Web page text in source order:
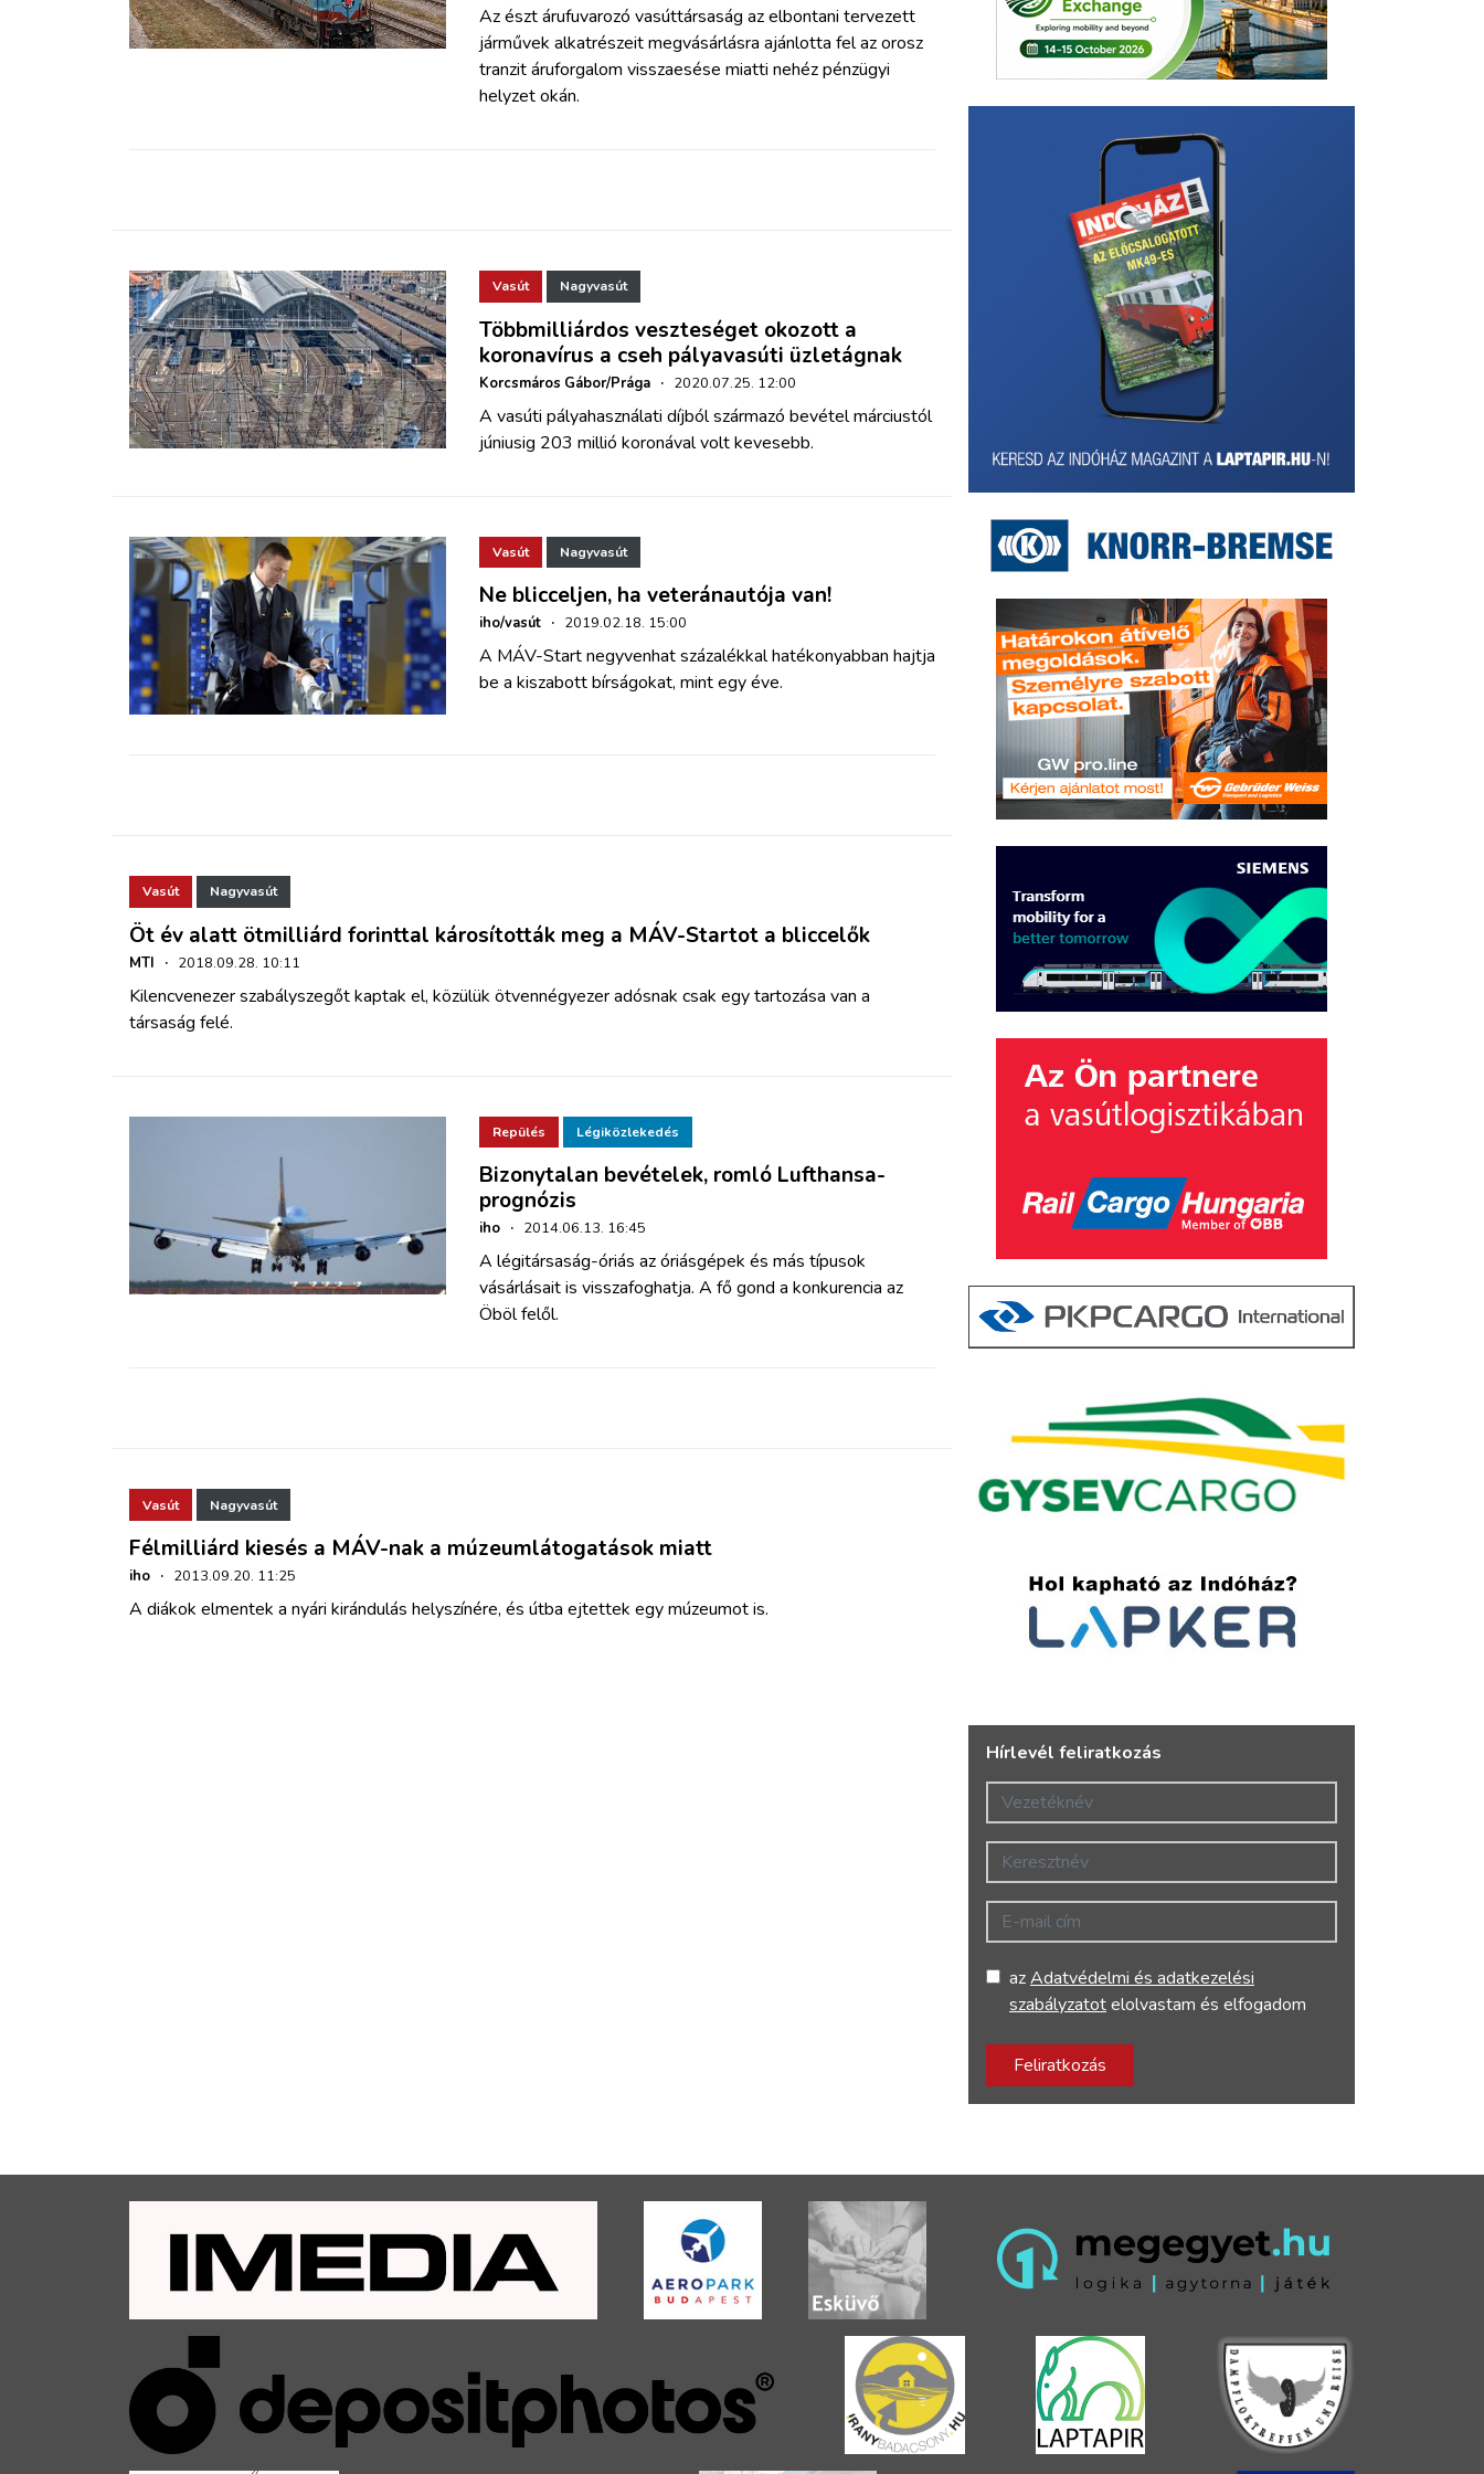
WEBSHOP
BELÉPÉS
REGISZTRÁCIÓ
Az észt árufuvarozó vasúttársaság az elbontani tervezett
járművek alkatrészeit megvásárlásra ajánlotta fel az orosz
tranzit áruforgalom visszaesése miatti nehéz pénzügyi
helyzet okán.
Vasút Nagyvasút
Többmilliárdos veszteséget okozott a
koronavírus a cseh pályavasúti üzletágnak
Korcsmáros Gábor/Prága · 2020.07.25. 12:00
A vasúti pályahasználati díjból származó bevétel márciustól
júniusig 203 millió koronával volt kevesebb.
Vasút Nagyvasút
Ne blicceljen, ha veteránautója van!
iho/vasút · 2019.02.18. 15:00
A MÁV-Start negyvenhat százalékkal hatékonyabban hajtja
be a kiszabott bírságokat, mint egy éve.
Vasút Nagyvasút
Öt év alatt ötmilliárd forinttal károsították meg a MÁV-Startot a bliccelők
MTI · 2018.09.28. 10:11
Kilencvenezer szabályszegőt kaptak el, közülük ötvennégyezer adósnak csak egy tartozása van a
társaság felé.
Repülés Légiközlekedés
Bizonytalan bevételek, romló Lufthansa-
prognózis
iho · 2014.06.13. 16:45
A légitársaság-óriás az óriásgépek és más típusok
vásárlásait is visszafoghatja. A fő gond a konkurencia az
Öböl felől.
Vasút Nagyvasút
Félmilliárd kiesés a MÁV-nak a múzeumlátogatások miatt
iho · 2013.09.20. 11:25
A diákok elmentek a nyári kirándulás helyszínére, és útba ejtettek egy múzeumot is.
Hírlevél feliratkozás
Vezetéknév
Keresztnév
E-mail cím
azAdatvédelmi és adatkezelési
szabályzatotelolvastam és elfogadom
Feliratkozás